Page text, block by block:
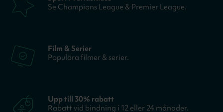
T.ex Falkenbergsgatan 3, Göteborg
Se Champions League & Premier League.
Film & Serier
Populära filmer & serier.
Upp till 30% rabatt
Rabatt vid bindning i 12 eller 24 månader.